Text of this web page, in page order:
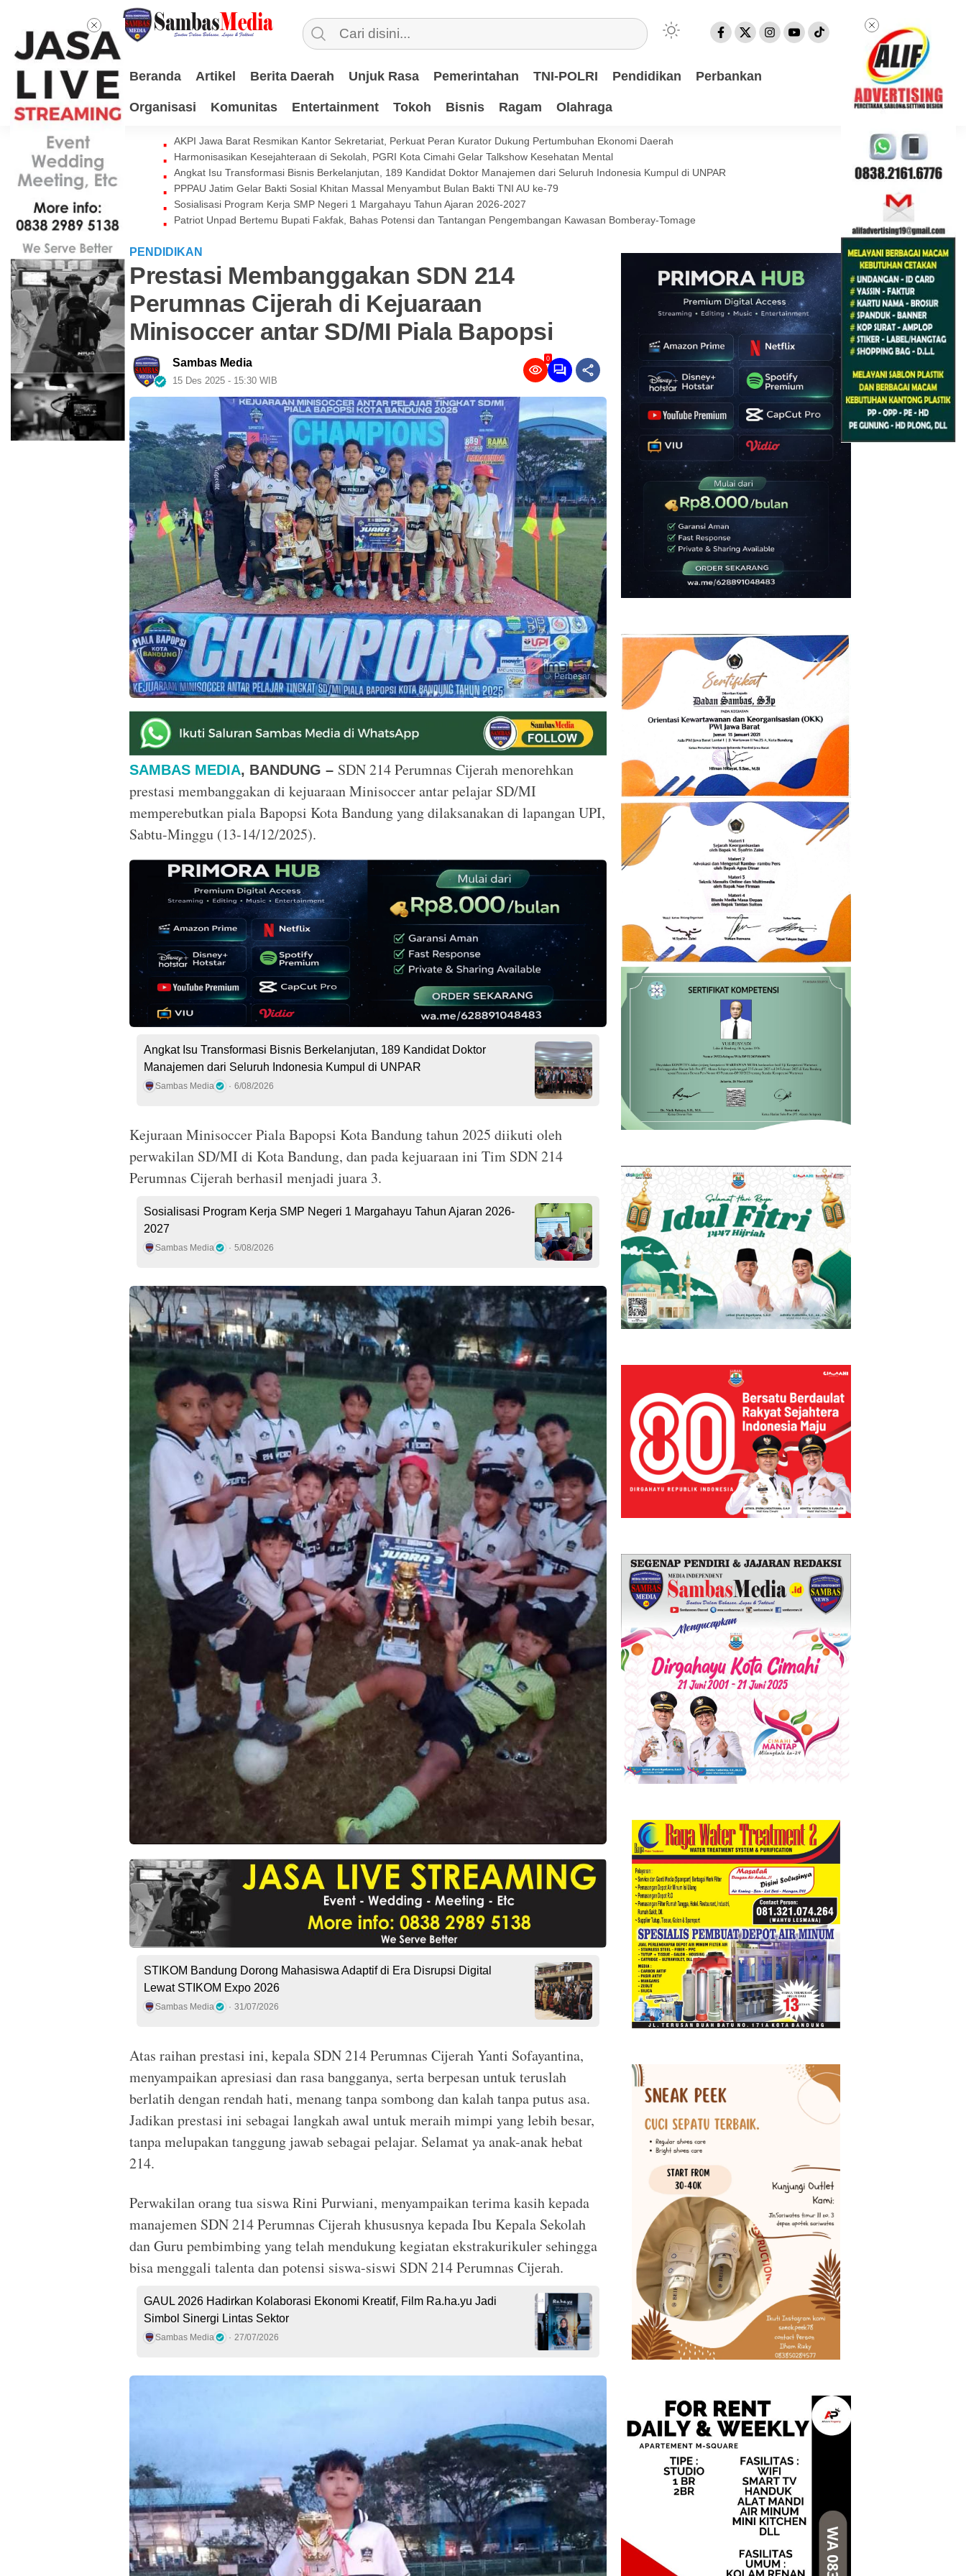
Beranda Artikel Berita Daerah Unjuk Rasa Pemerintahan TNI-POLRI Pendidikan Perbankan
Organisasi Komunitas Entertainment Tokoh Bisnis Ragam Olahraga
AKPI Jawa Barat Resmikan Kantor Sekretariat, Perkuat Peran Kurator Dukung Pertumbuhan Ekonomi Daerah
Harmonisasikan Kesejahteraan di Sekolah, PGRI Kota Cimahi Gelar Talkshow Kesehatan Mental
Angkat Isu Transformasi Bisnis Berkelanjutan, 189 Kandidat Doktor Manajemen dari Seluruh Indonesia Kumpul di UNPAR
PPPAU Jatim Gelar Bakti Sosial Khitan Massal Menyambut Bulan Bakti TNI AU ke-79
Sosialisasi Program Kerja SMP Negeri 1 Margahayu Tahun Ajaran 2026-2027
Patriot Unpad Bertemu Bupati Fakfak, Bahas Potensi dan Tantangan Pengembangan Kawasan Bomberay-Tomage
PENDIDIKAN
Prestasi Membanggakan SDN 214
Perumnas Cijerah di Kejuaraan
Minisoccer antar SD/MI Piala Bapopsi
Sambas Media
15 Des 2025 - 15:30 WIB
0
Perbesar
SAMBAS MEDIA, BANDUNG – SDN 214 Perumnas Cijerah menorehkan
prestasi membanggakan di kejuaraan Minisoccer antar pelajar SD/MI
memperebutkan piala Bapopsi Kota Bandung yang dilaksanakan di lapangan UPI,
Sabtu-Minggu (13-14/12/2025).
Angkat Isu Transformasi Bisnis Berkelanjutan, 189 Kandidat Doktor
Manajemen dari Seluruh Indonesia Kumpul di UNPAR
Sambas Media 6/08/2026
Kejuraan Minisoccer Piala Bapopsi Kota Bandung tahun 2025 diikuti oleh
perwakilan SD/MI di Kota Bandung, dan pada kejuaraan ini Tim SDN 214
Perumnas Cijerah berhasil menjadi juara 3.
Sosialisasi Program Kerja SMP Negeri 1 Margahayu Tahun Ajaran 2026-
2027
Sambas Media 5/08/2026
STIKOM Bandung Dorong Mahasiswa Adaptif di Era Disrupsi Digital
Lewat STIKOM Expo 2026
Sambas Media 31/07/2026
Atas raihan prestasi ini, kepala SDN 214 Perumnas Cijerah Yanti Sofayantina,
menyampaikan apresiasi dan rasa bangganya, serta berpesan untuk teruslah
berlatih dengan rendah hati, menang tanpa sombong dan kalah tanpa putus asa.
Jadikan prestasi ini sebagai langkah awal untuk meraih mimpi yang lebih besar,
tanpa melupakan tanggung jawab sebagai pelajar. Selamat ya anak-anak hebat
214.
Perwakilan orang tua siswa Rini Purwiani, menyampaikan terima kasih kepada
manajemen SDN 214 Perumnas Cijerah khususnya kepada Ibu Kepala Sekolah
dan Guru pembimbing yang telah mendukung kegiatan ekstrakurikuler sehingga
bisa menggali talenta dan potensi siswa-siswi SDN 214 Perumnas Cijerah.
GAUL 2026 Hadirkan Kolaborasi Ekonomi Kreatif, Film Ra.ha.yu Jadi
Simbol Sinergi Lintas Sektor
Sambas Media 27/07/2026